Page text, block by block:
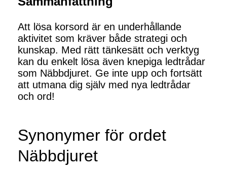
Att lösa korsord är en underhållande
aktivitet som kräver både strategi och
kunskap. Med rätt tänkesätt och verktyg
kan du enkelt lösa även knepiga ledtrådar
som Näbbdjuret. Ge inte upp och fortsätt
att utmana dig själv med nya ledtrådar
och ord!
Synonymer för ordet
Näbbdjuret